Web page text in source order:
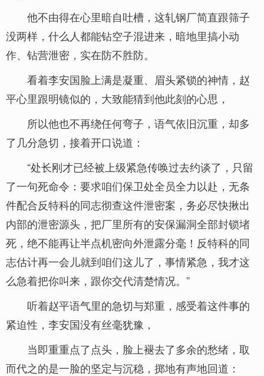
他不由得在心里暗自吐槽，这轧钢厂简直跟筛子
没两样，什么人都能钻空子混进来，暗地里搞小动
作、钻营泄密，实在防不胜防。
看着李安国脸上满是凝重、眉头紧锁的神情，赵
平心里跟明镜似的，大致能猜到他此刻的心思，
所以他也不再绕任何弯子，语气依旧沉重，却多
了几分急切，接着开口说道：
“处长刚才已经被上级紧急传唤过去约谈了，只留
了一句死命令：要求咱们保卫处全员全力以赴，无条
件配合反特科的同志彻查这件泄密案，务必尽快揪出
内部的泄密源头，把厂里所有的安保漏洞全部封锁堵
死，绝不能再让半点机密向外泄露分毫！反特科的同
志估计再一会儿就到咱们这儿了，事情紧急，我才这
么急着把你叫来，跟你交代清楚情况。”
听着赵平语气里的急切与郑重，感受着这件事的
紧迫性，李安国没有丝毫犹豫，
当即重重点了点头，脸上褪去了多余的愁绪，取
而代之的是一脸的坚定与沉稳，掷地有声地回道：